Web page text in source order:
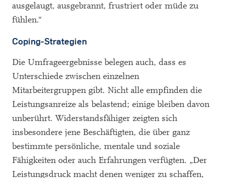
ausgelaugt, ausgebrannt, frustriert oder müde zu
fühlen.“
Coping-Strategien
Die Umfrageergebnisse belegen auch, dass es
Unterschiede zwischen einzelnen
Mitarbeitergruppen gibt. Nicht alle empfinden die
Leistungsanreize als belastend; einige bleiben davon
unberührt. Widerstandsfähiger zeigten sich
insbesondere jene Beschäftigten, die über ganz
bestimmte persönliche, mentale und soziale
Fähigkeiten oder auch Erfahrungen verfügten. „Der
Leistungsdruck macht denen weniger zu schaffen,